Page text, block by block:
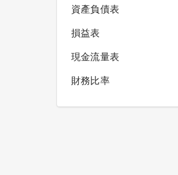
資產負債表
損益表
現金流量表
財務比率